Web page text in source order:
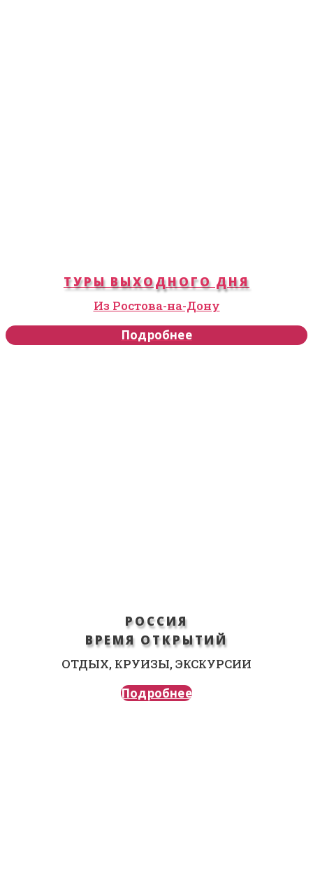
ТУРЫ ВЫХОДНОГО ДНЯ
Из Ростова-на-Дону
Подробнее
РОССИЯ
ВРЕМЯ ОТКРЫТИЙ
ОТДЫХ, КРУИЗЫ, ЭКСКУРСИИ
Подробнее